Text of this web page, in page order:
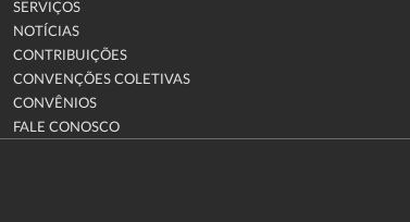
SERVIÇOS
NOTÍCIAS
CONTRIBUIÇÕES
CONVENÇÕES COLETIVAS
CONVÊNIOS
FALE CONOSCO